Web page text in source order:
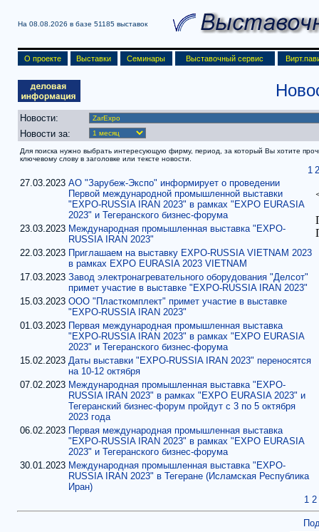
На 08.08.2026 в базе 51185 выставок
О проекте Выставки Семинары Выставочный сервис
Новости:
Новости за:
Для поиска нужно выбрать интересующую фирму, период, за который Вы хотите
ключевому слову в заголовке или тексте новости.
1 2
27.03.2023 АО "Зарубеж-Экспо" информирует о проведении
Первой международной промышленной выставки
"EXPO-RUSSIA IRAN 2023" в рамках "EXPO EURASIA
2023" и Тегеранского бизнес-форума
23.03.2023 Международная промышленная выставка "EXPO-
RUSSIA IRAN 2023"
22.03.2023 Приглашаем на выставку EXPO-RUSSIA VIETNAM 2023
в рамках EXPO EURASIA 2023 VIETNAM
17.03.2023 Завод электронагревательного оборудования "Делсот"
примет участие в выставке "EXPO-RUSSIA IRAN 2023"
15.03.2023 ООО "Пласткомплект" примет участие в выставке
"EXPO-RUSSIA IRAN 2023"
01.03.2023 Первая международная промышленная выставка
"EXPO-RUSSIA IRAN 2023" в рамках "EXPO EURASIA
2023" и Тегеранского бизнес-форума
15.02.2023 Даты выставки "EXPO-RUSSIA IRAN 2023" переносятся
на 10-12 октября
07.02.2023 Международная промышленная выставка "EXPO-
RUSSIA IRAN 2023" в рамках "EXPO EURASIA 2023" и
Тегеранский бизнес-форум пройдут с 3 по 5 октября
2023 года
06.02.2023 Первая международная промышленная выставка
"EXPO-RUSSIA IRAN 2023" в рамках "EXPO EURASIA
2023" и Тегеранского бизнес-форума
30.01.2023 Международная промышленная выставка "EXPO-
RUSSIA IRAN 2023" в Тегеране (Исламская Республика
Иран)
1 2